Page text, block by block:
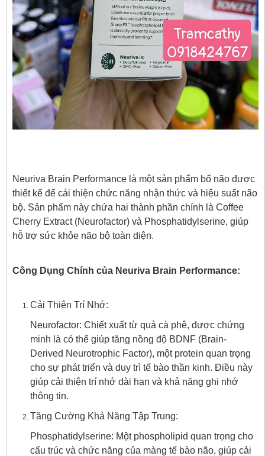
Neuriva Brain Performance là một sản phẩm bổ não được
thiết kế để cải thiện chức năng nhận thức và hiệu suất não
bộ. Sản phẩm này chứa hai thành phần chính là Coffee
Cherry Extract (Neurofactor) và Phosphatidylserine, giúp
hỗ trợ sức khỏe não bộ toàn diện.
Công Dụng Chính của Neuriva Brain Performance:
Cải Thiện Trí Nhớ:
Neurofactor: Chiết xuất từ quả cà phê, được chứng
minh là có thể giúp tăng nồng độ BDNF (Brain-
Derived Neurotrophic Factor), một protein quan trọng
cho sự phát triển và duy trì tế bào thần kinh. Điều này
giúp cải thiện trí nhớ dài hạn và khả năng ghi nhớ
thông tin.
Tăng Cường Khả Năng Tập Trung:
Phosphatidylserine: Một phospholipid quan trọng cho
cấu trúc và chức năng của màng tế bào não, giúp cải